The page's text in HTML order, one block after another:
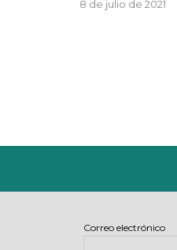
8 de julio de 2021
Correo electrónico